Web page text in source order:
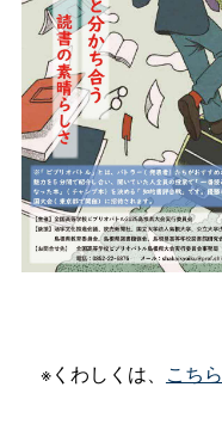
※くわしくは、 こちら